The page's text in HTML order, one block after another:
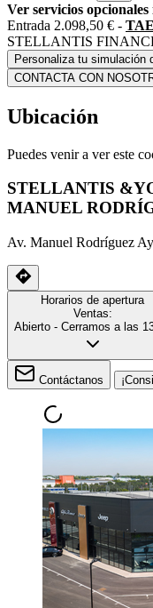
Ver servicios
Entrada 2.098,50 € -
STELLANTIS
Personaliza tu simulación
CONTACTA CON
Ubicación
Puedes venir a ver este
STELLANTIS
MANUEL
Av. Manuel Rodríguez
Horarios de apertura
Ventas:
Abierto - Cerramos a las
Contáctanos